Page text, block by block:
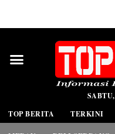
TOP BERITA
TERKINI